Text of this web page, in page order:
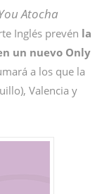
Atocha
Inglés prevén la
un nuevo Only
a los que la
Valencia y